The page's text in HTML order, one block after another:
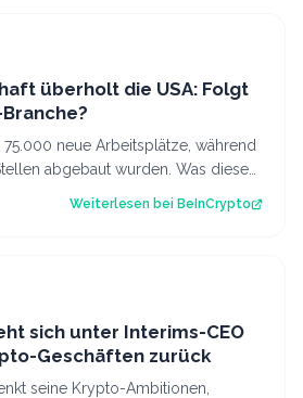
überholt die USA: Folgt
75.000 neue Arbeitsplätze, während
abgebaut wurden. Was diese
Krypto-Br…
Weiterlesen bei BeInCrypto
sich unter Interims-CEO
Geschäften zurück
seine Krypto-Ambitionen,